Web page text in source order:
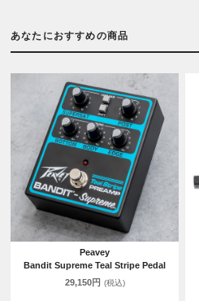
あなたにおすすめの商品
Peavey
Bandit Supreme Teal Stripe Pedal
29,150円 (税込)